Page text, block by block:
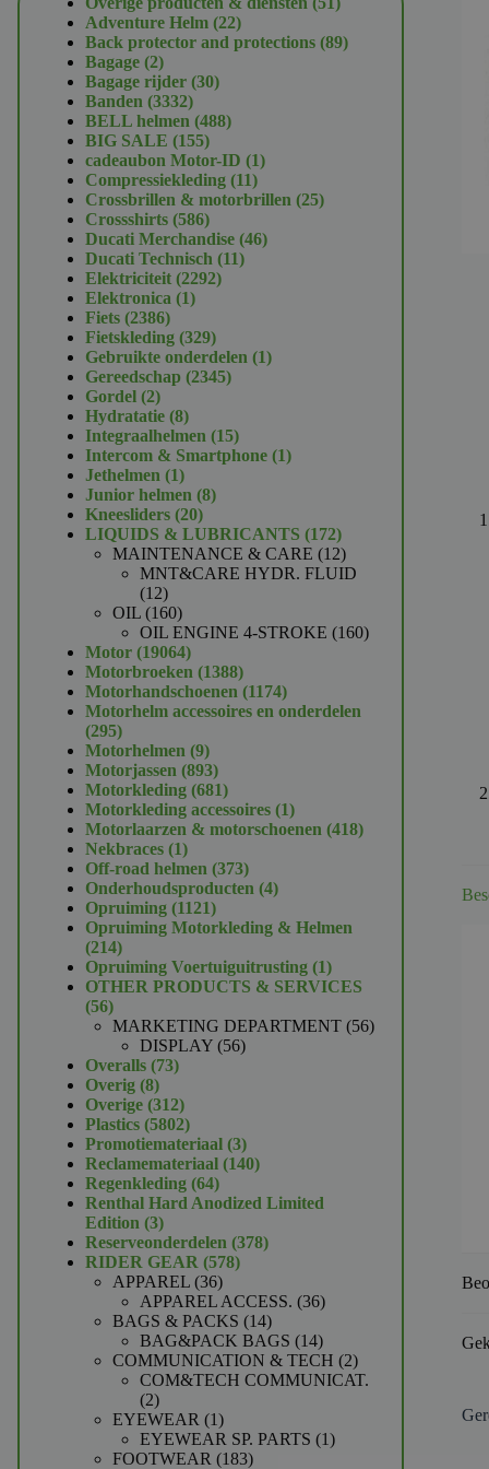
Adventure Helm 2222
producten
Back protector and protections 8989
Bagage 22
producten
Bagage rijder 3030
Banden 33323332
producten
BELL helmen 488488
BIG SALE 155155
producten
cadeaubon Motor-ID 11
Compressiekleding 1111
producten
Crossbrillen & motorbrillen 2525
Crossshirts 586586
producten
Ducati Merchandise 4646
Ducati Technisch 1111
Elektriciteit 22922292
Elektronica 11
Fiets 23862386
producten
Fietskleding 329329
producten
Gebruikte onderdelen 11
Gereedschap 23452345
Gordel 22
producten
Hydratatie 88
producten
Integraalhelmen 1515
producten
Intercom & Smartphone 11
Jethelmen 11
product
Junior helmen 88
Kneesliders 2020
producten
LIQUIDS & LUBRICANTS 172172
producten
MAINTENANCE & CARE 1212
producten
MNT&CARE HYDR. FLUID
1212
producten
OIL 160160
producten
OIL ENGINE 4-STROKE 160160
Motor 1906419064
producten
Motorbroeken 13881388
producten
Motorhandschoenen 11741174
producten
Motorhelm accessoires en onderdelen
295295
producten
Motorhelmen 99
producten
Motorjassen 893893
producten
Motorkleding 681681
producten
Motorkleding accessoires 11
product
Motorlaarzen & motorschoenen 418418
Nekbraces 11
product
Off-road helmen 373373
producten
Onderhoudsproducten 44
Opruiming 11211121
producten
Opruiming Motorkleding & Helmen
214214
producten
Opruiming Voertuiguitrusting 11
product
OTHER PRODUCTS & SERVICES
5656
producten
MARKETING DEPARTMENT 5656
DISPLAY 5656
Overalls 7373
Overig 88
producten
Overige 312312
producten
Plastics 58025802
producten
Promotiemateriaal 33
producten
Reclamemateriaal 140140
Regenkleding 6464
producten
Renthal Hard Anodized Limited
Edition 33
producten
Reserveonderdelen 378378
RIDER GEAR 578578
APPAREL 3636
producten
APPAREL ACCESS. 3636
BAGS & PACKS 1414
producten
BAG&PACK BAGS 1414
producten
COMMUNICATION & TECH 22
producten
COM&TECH COMMUNICAT.
22
producten
EYEWEAR 11
product
EYEWEAR SP. PARTS 11
FOOTWEAR 183183